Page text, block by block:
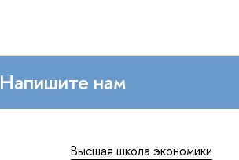
Напишите нам
Высшая школа экономики